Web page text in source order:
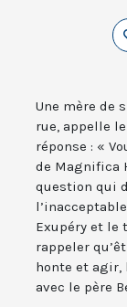
Une mère de
rue, appelle
réponse : «
de Magnifica
question qui
Exupéry et le
rappeler
honte et agir,
avec le père